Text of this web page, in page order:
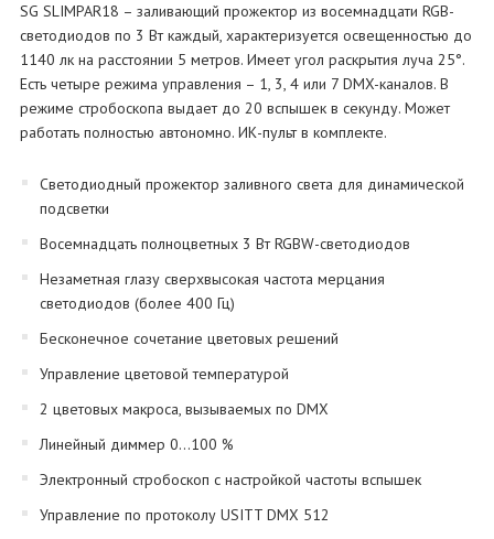
SG SLIMPAR18 – заливающий прожектор из восемнадцати RGB-
светодиодов по 3 Вт каждый, характеризуется освещенностью до
1140 лк на расстоянии 5 метров. Имеет угол раскрытия луча 25°.
Есть четыре режима управления – 1, 3, 4 или 7 DMX-каналов. В
режиме стробоскопа выдает до 20 вспышек в секунду. Может
работать полностью автономно. ИК-пульт в комплекте.
Светодиодный прожектор заливного света для динамической
подсветки
Восемнадцать полноцветных 3 Вт RGBW-светодиодов
Незаметная глазу сверхвысокая частота мерцания
светодиодов (более 400 Гц)
Бесконечное сочетание цветовых решений
Управление цветовой температурой
2 цветовых макроса, вызываемых по DMX
Линейный диммер 0…100 %
Электронный стробоскоп с настройкой частоты вспышек
Управление по протоколу USITT DMX 512